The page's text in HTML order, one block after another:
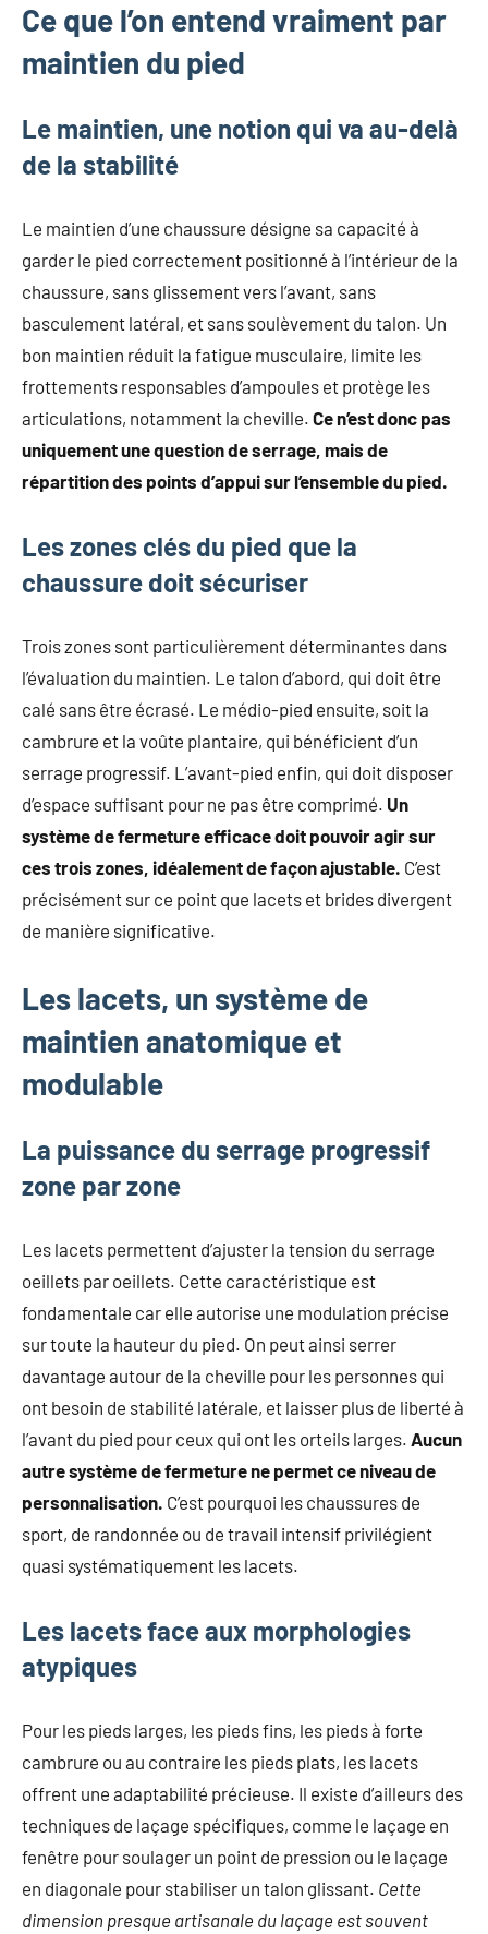
non
et
encore.
Ce que l’on entend vraiment par
maintien du pied
Le maintien, une notion qui va au-delà
de la stabilité
Le maintien d’une chaussure désigne sa capacité à
garder le pied correctement positionné à l’intérieur de la
chaussure, sans glissement vers l’avant, sans
basculement latéral, et sans soulèvement du talon. Un
bon maintien réduit la fatigue musculaire, limite les
frottements responsables d’ampoules et protège les
articulations, notamment la cheville. Ce n’est donc pas
uniquement une question de serrage, mais de
répartition des points d’appui sur l’ensemble du pied.
Les zones clés du pied que la
chaussure doit sécuriser
Trois zones sont particulièrement déterminantes dans
l’évaluation du maintien. Le talon d’abord, qui doit être
calé sans être écrasé. Le médio-pied ensuite, soit la
cambrure et la voûte plantaire, qui bénéficient d’un
serrage progressif. L’avant-pied enfin, qui doit disposer
d’espace suffisant pour ne pas être comprimé. Un
système de fermeture efficace doit pouvoir agir sur
ces trois zones, idéalement de façon ajustable. C’est
précisément sur ce point que lacets et brides divergent
de manière significative.
Les lacets, un système de
maintien anatomique et
modulable
La puissance du serrage progressif
zone par zone
Les lacets permettent d’ajuster la tension du serrage
oeillets par oeillets. Cette caractéristique est
fondamentale car elle autorise une modulation précise
sur toute la hauteur du pied. On peut ainsi serrer
davantage autour de la cheville pour les personnes qui
ont besoin de stabilité latérale, et laisser plus de liberté à
l’avant du pied pour ceux qui ont les orteils larges. Aucun
autre système de fermeture ne permet ce niveau de
personnalisation. C’est pourquoi les chaussures de
sport, de randonnée ou de travail intensif privilégient
quasi systématiquement les lacets.
Les lacets face aux morphologies
atypiques
Pour les pieds larges, les pieds fins, les pieds à forte
cambrure ou au contraire les pieds plats, les lacets
offrent une adaptabilité précieuse. Il existe d’ailleurs des
techniques de laçage spécifiques, comme le laçage en
fenêtre pour soulager un point de pression ou le laçage
en diagonale pour stabiliser un talon glissant. Cette
dimension presque artisanale du laçage est souvent